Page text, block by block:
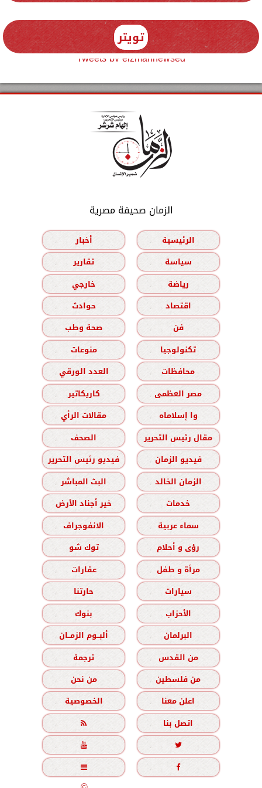
تويتر
Tweets by elzmannewseg
الزمان صحيفة مصرية
الرئيسية
أخبار
سياسة
تقارير
رياضة
خارجي
اقتصاد
حوادث
فن
صحة وطب
تكنولوجيا
منوعات
محافظات
العدد الورقي
مصر العظمى
كاريكاتير
وا إسلاماه
مقالات الرأي
مقال رئيس التحرير
الصحف
فيديو الزمان
فيديو رئيس التحرير
الزمان الخالد
البث المباشر
خدمات
خير أجناد الأرض
سماء عربية
الانفوجراف
رؤى و أحلام
توك شو
مرأة و طفل
عقارات
سيارات
حارتنا
الأحزاب
بنوك
البرلمان
ألبــوم الزمــان
من القدس
ترجمة
من فلسطين
من نحن
اعلن معنا
الخصوصية
اتصل بنا




